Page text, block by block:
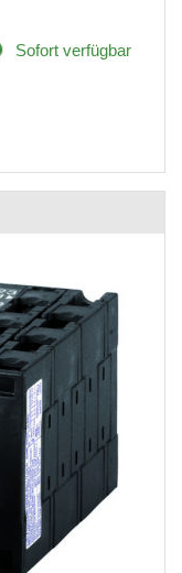
Sofort verfügbar